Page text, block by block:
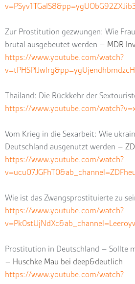
Zur Prostitution gezwungen: Wie
brutal ausgebeutet werden – MDR
https://www.youtube.com/watch?
Thailand: Die Rückkehr der
https://www.youtube.com/
Vom Krieg in die Sexarbeit: Wie
Deutschland ausgenutzt werden –
https://www.youtube.com/watch?
Wie ist das Zwangsprostituierte zu
https://www.youtube.com/watch?
Prostitution in Deutschland – Sollte
– Huschke Mau bei deep&deutlich
https://www.youtube.com/watch?